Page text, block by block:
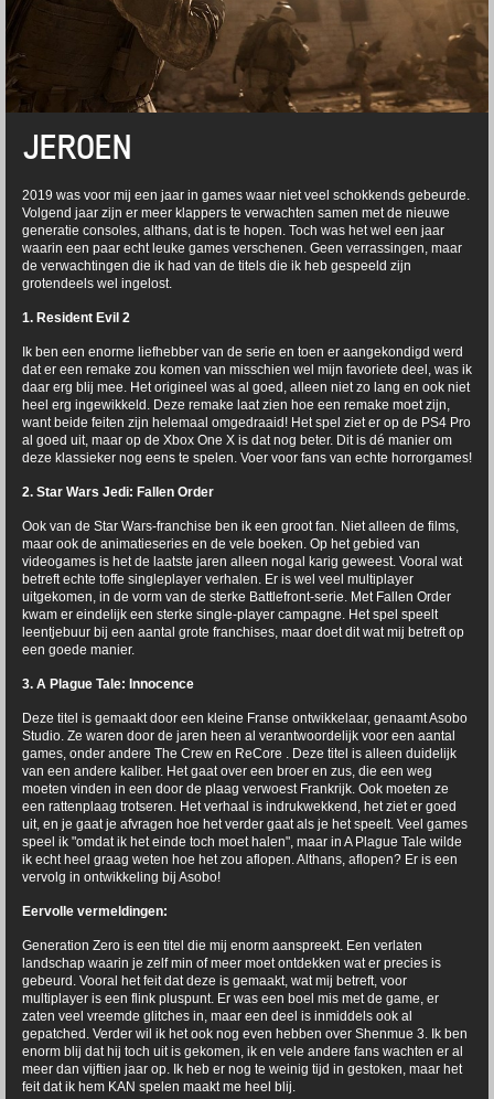
JEROEN
2019 was voor mij een jaar in games waar niet veel schokkends gebeurde.
Volgend jaar zijn er meer klappers te verwachten samen met de nieuwe
generatie consoles, althans, dat is te hopen. Toch was het wel een jaar
waarin een paar echt leuke games verschenen. Geen verrassingen, maar
de verwachtingen die ik had van de titels die ik heb gespeeld zijn
grotendeels wel ingelost.
1. Resident Evil 2
Ik ben een enorme liefhebber van de serie en toen er aangekondigd werd
dat er een remake zou komen van misschien wel mijn favoriete deel, was ik
daar erg blij mee. Het origineel was al goed, alleen niet zo lang en ook niet
heel erg ingewikkeld. Deze remake laat zien hoe een remake moet zijn,
want beide feiten zijn helemaal omgedraaid! Het spel ziet er op de PS4 Pro
al goed uit, maar op de Xbox One X is dat nog beter. Dit is dé manier om
deze klassieker nog eens te spelen. Voer voor fans van echte horrorgames!
2. Star Wars Jedi: Fallen Order
Ook van de Star Wars-franchise ben ik een groot fan. Niet alleen de films,
maar ook de animatieseries en de vele boeken. Op het gebied van
videogames is het de laatste jaren alleen nogal karig geweest. Vooral wat
betreft echte toffe singleplayer verhalen. Er is wel veel multiplayer
uitgekomen, in de vorm van de sterke Battlefront-serie. Met Fallen Order
kwam er eindelijk een sterke single-player campagne. Het spel speelt
leentjebuur bij een aantal grote franchises, maar doet dit wat mij betreft op
een goede manier.
3. A Plague Tale: Innocence
Deze titel is gemaakt door een kleine Franse ontwikkelaar, genaamt Asobo
Studio. Ze waren door de jaren heen al verantwoordelijk voor een aantal
games, onder andere The Crew en ReCore . Deze titel is alleen duidelijk
van een andere kaliber. Het gaat over een broer en zus, die een weg
moeten vinden in een door de plaag verwoest Frankrijk. Ook moeten ze
een rattenplaag trotseren. Het verhaal is indrukwekkend, het ziet er goed
uit, en je gaat je afvragen hoe het verder gaat als je het speelt. Veel games
speel ik "omdat ik het einde toch moet halen", maar in A Plague Tale wilde
ik echt heel graag weten hoe het zou aflopen. Althans, aflopen? Er is een
vervolg in ontwikkeling bij Asobo!
Eervolle vermeldingen:
Generation Zero is een titel die mij enorm aanspreekt. Een verlaten
landschap waarin je zelf min of meer moet ontdekken wat er precies is
gebeurd. Vooral het feit dat deze is gemaakt, wat mij betreft, voor
multiplayer is een flink pluspunt. Er was een boel mis met de game, er
zaten veel vreemde glitches in, maar een deel is inmiddels ook al
gepatched. Verder wil ik het ook nog even hebben over Shenmue 3. Ik ben
enorm blij dat hij toch uit is gekomen, ik en vele andere fans wachten er al
meer dan vijftien jaar op. Ik heb er nog te weinig tijd in gestoken, maar het
feit dat ik hem KAN spelen maakt me heel blij.